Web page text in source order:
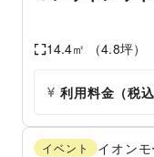
14.4㎡ （4.8坪）
利用料金（税込
イベント イオンモ